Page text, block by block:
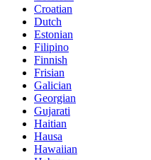
Croatian
Dutch
Estonian
Filipino
Finnish
Frisian
Galician
Georgian
Gujarati
Haitian
Hausa
Hawaiian